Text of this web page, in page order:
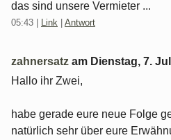
das sind unsere Vermieter ...
05:43 Link Antwort
zahnersatz am Dienstag, 7.
Hallo ihr Zwei,
habe gerade eure neue Folge
natürlich sehr über eure